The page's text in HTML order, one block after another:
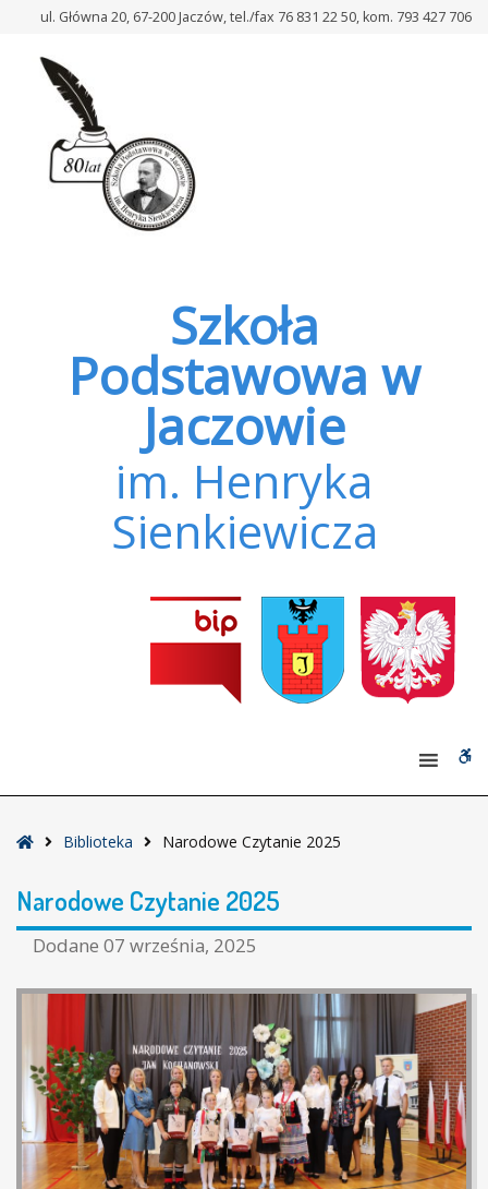
Czytanie
ul. Główna 20, 67-200 Jaczów, tel./fax 76 831 22 50, kom. 793 427 706
Szkoła
Podstawowa w
Jaczowie
im. Henryka
Sienkiewicza
StronaBiblioteka Narodowe Czytanie 2025
Narodowe Czytanie 2025
Dodane 07 września, 2025